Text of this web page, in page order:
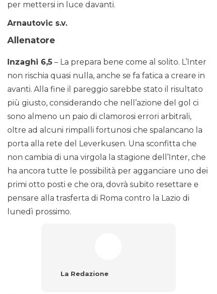
per mettersi in luce davanti.
Arnautovic s.v.
Allenatore
Inzaghi 6,5 – La prepara bene come al solito. L’Inter
non rischia quasi nulla, anche se fa fatica a creare in
avanti. Alla fine il pareggio sarebbe stato il risultato
più giusto, considerando che nell’azione del gol ci
sono almeno un paio di clamorosi errori arbitrali,
oltre ad alcuni rimpalli fortunosi che spalancano la
porta alla rete del Leverkusen. Una sconfitta che
non cambia di una virgola la stagione dell’Inter, che
ha ancora tutte le possibilità per agganciare uno dei
primi otto posti e che ora, dovrà subito resettare e
pensare alla trasferta di Roma contro la Lazio di
lunedì prossimo.
La Redazione